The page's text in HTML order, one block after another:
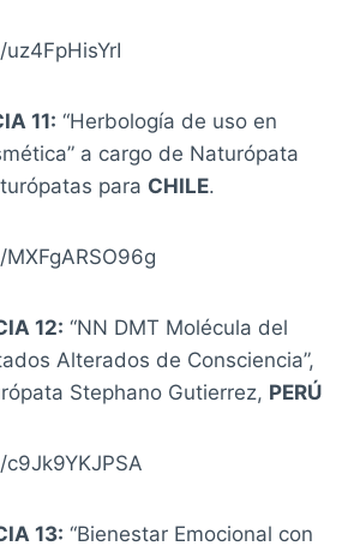
11: “Herbología de uso en
a cargo de Naturópata
para CHILE.
12: “NN DMT Molécula del
Alterados de Consciencia”,
Stephano Gutierrez, PERÚ
13: “Bienestar Emocional con